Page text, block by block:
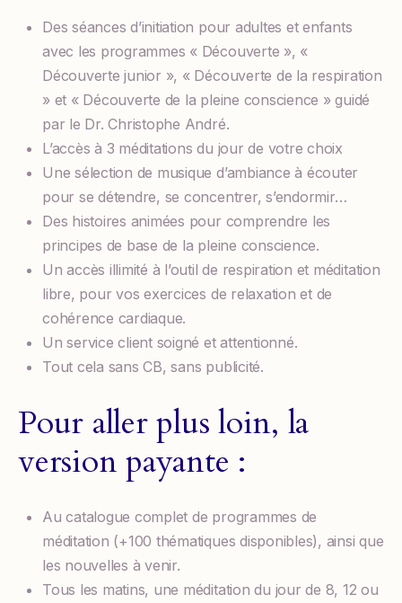
Des séances d’initiation pour adultes et enfants
avec les programmes « Découverte », «
Découverte junior », « Découverte de la respiration
» et « Découverte de la pleine conscience » guidé
par le Dr. Christophe André.
L’accès à 3 méditations du jour de votre choix
Une sélection de musique d’ambiance à écouter
pour se détendre, se concentrer, s’endormir…
Des histoires animées pour comprendre les
principes de base de la pleine conscience.
Un accès illimité à l’outil de respiration et méditation
libre, pour vos exercices de relaxation et de
cohérence cardiaque.
Un service client soigné et attentionné.
Tout cela sans CB, sans publicité.
Pour aller plus loin, la
version payante :
Au catalogue complet de programmes de
méditation (+100 thématiques disponibles), ainsi que
les nouvelles à venir.
Tous les matins, une méditation du jour de 8, 12 ou